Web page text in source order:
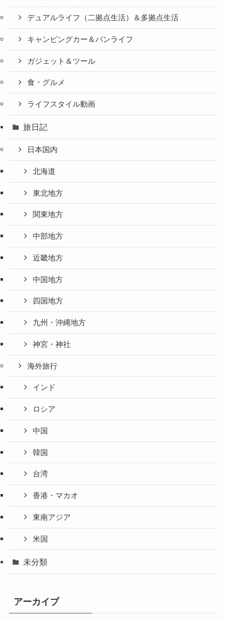
デュアルライフ（二拠点生活）＆多拠点生活
キャンピングカー＆バンライフ
ガジェット＆ツール
食・グルメ
ライフスタイル動画
旅日記
日本国内
北海道
東北地方
関東地方
中部地方
近畿地方
中国地方
四国地方
九州・沖縄地方
神宮・神社
海外旅行
インド
ロシア
中国
韓国
台湾
香港・マカオ
東南アジア
米国
未分類
アーカイブ